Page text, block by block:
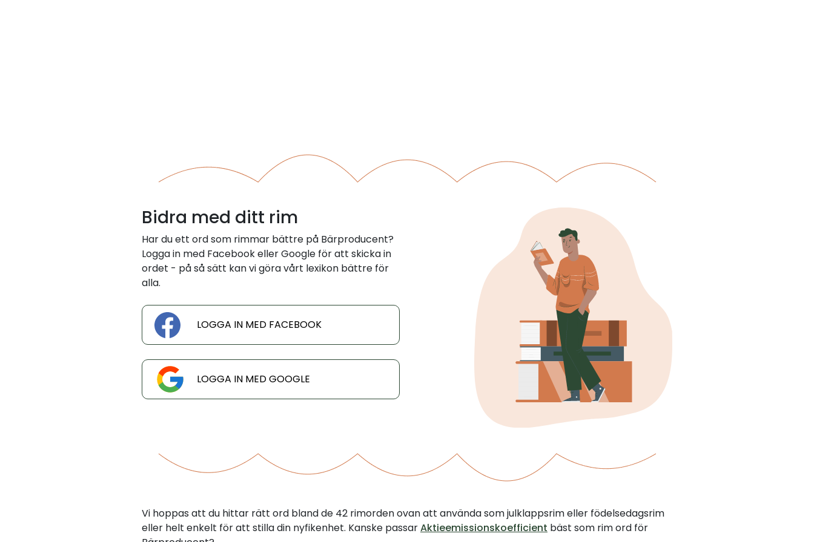
Bidra med ditt rim
Har du ett ord som rimmar bättre på Bärproducent?
Logga in med Facebook eller Google för att skicka in
ordet - på så sätt kan vi göra vårt lexikon bättre för
alla.
LOGGA IN MED FACEBOOK
LOGGA IN MED GOOGLE
Vi hoppas att du hittar rätt ord bland de 42 rimorden ovan att använda som julklappsrim eller födelsedagsrim
eller helt enkelt för att stilla din nyfikenhet. Kanske passarAktieemissionskoefficient bäst som rim ord för